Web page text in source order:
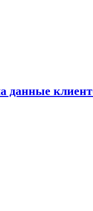
данные